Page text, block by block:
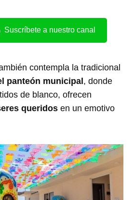
Suscríbete a nuestro canal
contempla la tradicional
panteón municipal, donde
de blanco, ofrecen
queridos en un emotivo